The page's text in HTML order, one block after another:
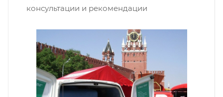
консультации и рекомендации